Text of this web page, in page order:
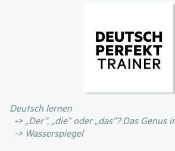
Inhalt
Deutsch lernen
„Der”, „die” oder „das”? Das Genus
Wasserspiegel